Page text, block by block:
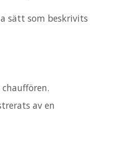
sätt som beskrivits
av en